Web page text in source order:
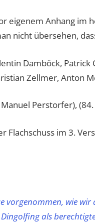
eigenem Anhang im
nicht übersehen,
Damböck,
Zellmer, Anton
Perstorfer),
Flachschuss im 3.
vorgenommen, wie
als